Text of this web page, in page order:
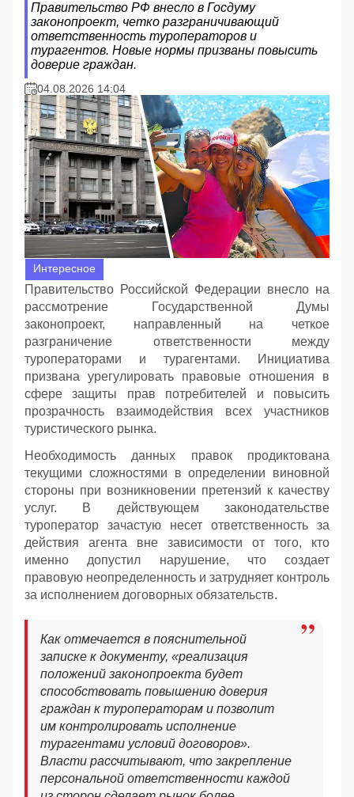
Правительство РФ внесло в Госдуму
законопроект, четко разграничивающий
ответственность туроператоров и
турагентов. Новые нормы призваны повысить
доверие граждан.
04.08.2026 14:04
Интересное
Правительство Российской Федерации внесло на
рассмотрение Государственной Думы
законопроект, направленный на четкое
разграничение ответственности между
туроператорами и турагентами. Инициатива
призвана урегулировать правовые отношения в
сфере защиты прав потребителей и повысить
прозрачность взаимодействия всех участников
туристического рынка.
Необходимость данных правок продиктована
текущими сложностями в определении виновной
стороны при возникновении претензий к качеству
услуг. В действующем законодательстве
туроператор зачастую несет ответственность за
действия агента вне зависимости от того, кто
именно допустил нарушение, что создает
правовую неопределенность и затрудняет контроль
за исполнением договорных обязательств.
Как отмечается в пояснительной
записке к документу, «реализация
положений законопроекта будет
способствовать повышению доверия
граждан к туроператорам и позволит
им контролировать исполнение
турагентами условий договоров».
Власти рассчитывают, что закрепление
персональной ответственности каждой